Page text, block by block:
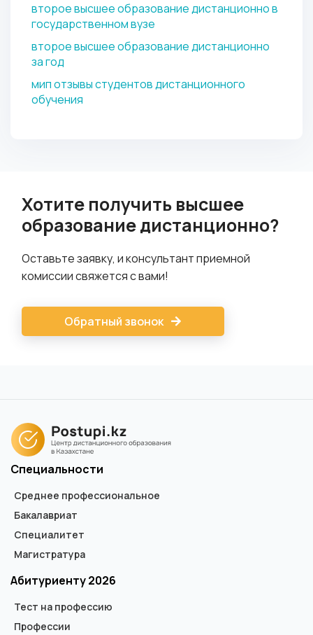
второе высшее образование дистанционно в
государственном вузе
второе высшее образование дистанционно
за год
мип отзывы студентов дистанционного
обучения
Хотите получить высшее
образование дистанционно?
Оставьте заявку, и консультант приемной
комиссии свяжется с вами!
Обратный звонок
Специальности
Среднее профессиональное
Бакалавриат
Специалитет
Магистратура
Абитуриенту 2026
Тест на профессию
Профессии